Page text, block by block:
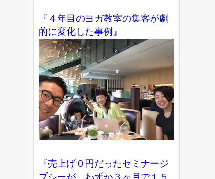
『４年目のヨガ教室の集客が劇
的に変化した事例』
『売上げ０円だったセミナージ
プシーが、わずか３ヶ月で１５